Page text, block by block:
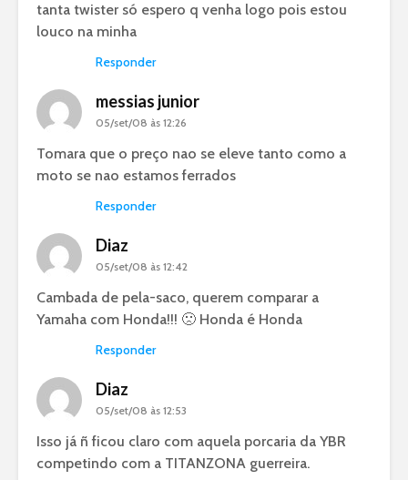
tanta twister só espero q venha logo pois estou
louco na minha
Responder
messias junior
05/set/08 às 12:26
Tomara que o preço nao se eleve tanto como a
moto se nao estamos ferrados
Responder
Diaz
05/set/08 às 12:42
Cambada de pela-saco, querem comparar a
Yamaha com Honda!!! 🙁 Honda é Honda
Responder
Diaz
05/set/08 às 12:53
Isso já ñ ficou claro com aquela porcaria da YBR
competindo com a TITANZONA guerreira.